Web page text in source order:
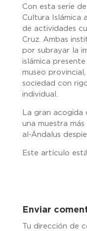
Con esta serie
Cultura Islámica
de actividades
Cruz. Ambas
por subrayar la
islámica
museo
sociedad con
individual.
La gran acogida
una muestra
al-Ándalus
Este artículo
Enviar
Tu dirección de